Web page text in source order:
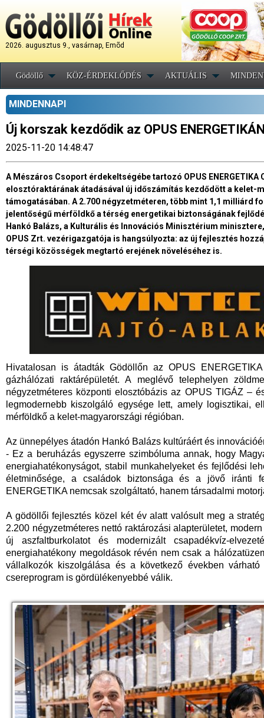
2026. augusztus 9., vasárnap, Emõd
Gödöllő KÖZ-ÉRDEKLŐDÉS AKTUÁLIS
MINDENNAPI
Új korszak kezdődik az OPUS
2025-11-20 14:48:47
A Mészáros Csoport érdekeltségébe tartozó OPUS
elosztóraktárának átadásával új időszámítás kezdődött a
támogatásában. A 2.700 négyzetméteren, több mint 1,1 milliárd
jelentőségű mérföldkő a térség energetikai biztonságának
Hankó Balázs, a Kulturális és Innovációs Minisztérium
OPUS Zrt. vezérigazgatója is hangsúlyozta: az új fejlesztés
térségi közösségek megtartó erejének növeléséhez is.
Hivatalosan is átadták Gödöllőn az OPUS
gázhálózati raktárépületét. A meglévő telephelyen
négyzetméteres központi elosztóbázis az OPUS TIGÁZ –
legmodernebb kiszolgáló egysége lett, amely logisztikai,
mérföldkő a kelet-magyarországi régióban.
Az ünnepélyes átadón Hankó Balázs kultúráért és
- Ez a beruházás egyszerre szimbóluma annak, hogy
energiahatékonyságot, stabil munkahelyeket és fejlődési
életminősége, a családok biztonsága és a jövő iránti
ENERGETIKA nemcsak szolgáltató, hanem társadalmi
A gödöllői fejlesztés közel két év alatt valósult meg a
2.200 négyzetméteres nettó raktározási alapterületet,
új aszfaltburkolatot és modernizált csapadékvíz-
energiahatékony megoldások révén nem csak a
vállalkozók kiszolgálása és a következő években
csereprogram is gördülékenyebbé válik.